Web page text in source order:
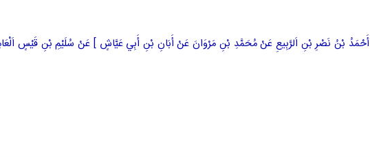
أَحْمَدُ بْنُ نَصْرِ بْنِ اَلرَّبِيعِ عَنْمُحَمَّدِ بْنِ مَرْوَانَعَنْأَبَانِ بْنِ أَبِي عَيَّاشٍ ] عَنْسُلَيْمِ بْنِ قَيْسٍ